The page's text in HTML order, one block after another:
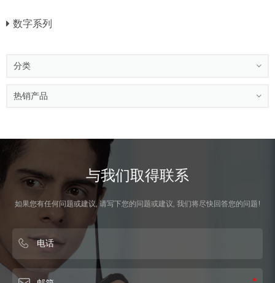
数字系列
分类
热销产品
与我们取得联系
如果您有任何问题或建议, 请写下您的问题或建议, 我们将尽快回答您的问题!